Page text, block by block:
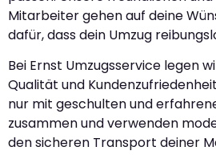
Mitarbeiter gehen auf deine
dafür, dass dein Umzug
Bei Ernst Umzugsservice legen
Qualität und
nur mit geschulten und
zusammen und verwenden
den sicheren Transport deiner